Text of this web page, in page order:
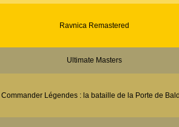
Ravnica Remastered
Ultimate Masters
Commander Légendes : la bataille de la Porte de